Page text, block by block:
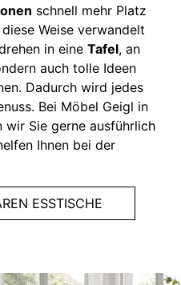
schnell mehr Platz
Weise verwandelt
in eine Tafel, an
auch tolle Ideen
Dadurch wird jedes
Bei Möbel Geigl in
Sie gerne ausführlich
Ihnen bei der
ESSTISCHE